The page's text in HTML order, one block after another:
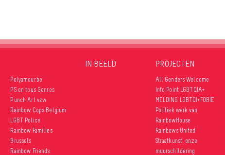
Polyamour.be
PS en tous Genres
Punch Art vzw
Rainbow Cops Belgium
LGBT Police
Rainbow Families
Brussels
Rainbow Friends
IN BEELD PROJECTEN
All Genders Welcome
Info Point LGBTQIA+
MELDING LGBTQI+FOBIE
Politiek werk van
RainbowHouse
Rainbows United
Straatkunst: onze
muurschildering